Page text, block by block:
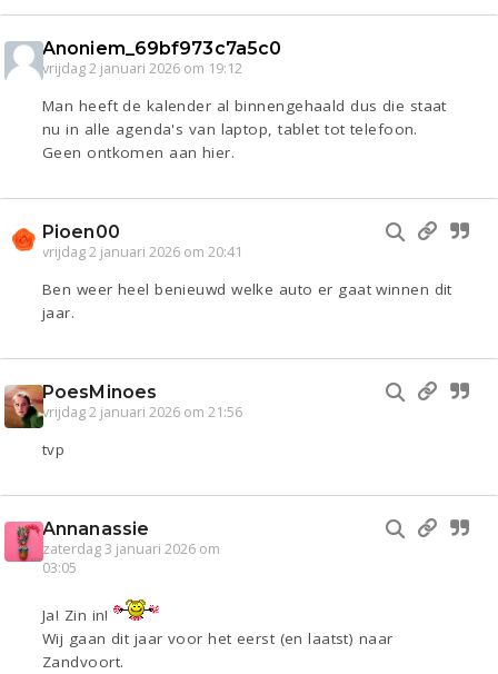
Anoniem_69bf973c7a5c0
vrijdag 2 januari 2026 om 19:12
Man heeft de kalender al binnengehaald dus die staat
nu in alle agenda's van laptop, tablet tot telefoon.
Geen ontkomen aan hier.
Pioen00
vrijdag 2 januari 2026 om 20:41
Ben weer heel benieuwd welke auto er gaat winnen dit
jaar.
PoesMinoes
vrijdag 2 januari 2026 om 21:56
tvp
Annanassie
zaterdag 3 januari 2026 om
03:05
Ja! Zin in!
Wij gaan dit jaar voor het eerst (en laatst) naar
Zandvoort.